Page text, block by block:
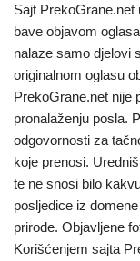
Sajt
bave objavom
nalaze samo djelovi
originalnom oglasu
PrekoGrane.net nije
pronalaženju posla.
odgovornosti za
koje prenosi.
te ne snosi bilo
posljedice iz
prirode. Objavljene
Korišćenjem sajta